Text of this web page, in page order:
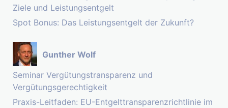
Ziele und Leistungsentgelt
Spot Bonus: Das Leistungsentgelt der Zukunft?
Gunther Wolf
Seminar Vergütungstransparenz und
Vergütungsgerechtigkeit
Praxis-Leitfaden: EU-Entgelttransparenzrichtlinie im